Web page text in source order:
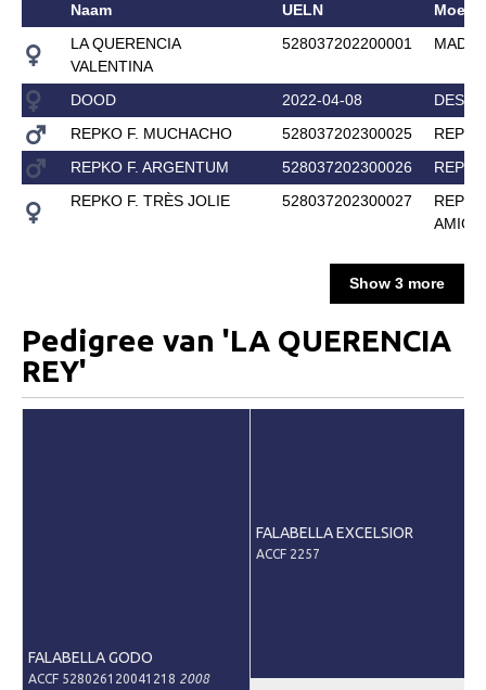
Naam UELN
LA QUERENCIA
VALENTINA
528037202200001 MADI
DOOD 2022-04-08
REPKO F. MUCHACHO
528037202300025
REPKO F. ARGENTUM
528037202300026
REPKO F. TRÈS JOLIE
528037202300027
Show 3 more
Pedigree van 'LA QUERENCIA
REY'
FALABELLA GODO
ACCF 528026120041218 2008
FALABELLA EXCELSIOR
ACCF 2257